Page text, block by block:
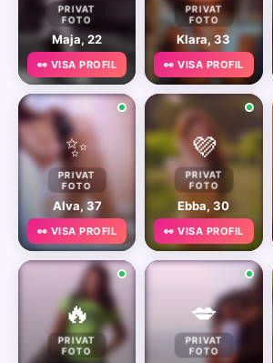
PRIVAT
FOTO
Maja, 22
👀 VISA PROFIL
PRIVAT
FOTO
Klara, 33
👀 VISA PROFIL
✨
PRIVAT
FOTO
Alva, 37
👀 VISA PROFIL
💜
PRIVAT
FOTO
Ebba, 30
👀 VISA PROFIL
🔥
PRIVAT
FOTO
💋
PRIVAT
FOTO